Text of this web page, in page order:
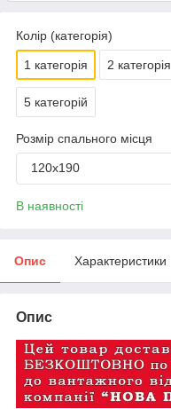
Колір (категорія)
1 категорія 2 категорія
5 категорій
Розмір спального місця
120х190
В наявності
Опис Характеристики
Опис